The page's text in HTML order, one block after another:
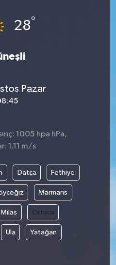
28°
Pazar
1005 hpa hPa,
1.11 m/s
Datça Fethiye
Marmaris
Milas Ortaca
Ula Yatağan